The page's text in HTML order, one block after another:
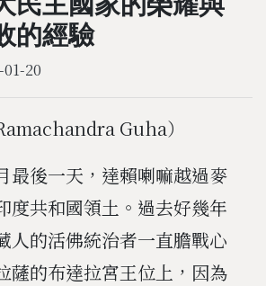
的經驗
01-20
Guha）
最後一天，達賴喇嘛越過麥
度共和國領土。過去好幾年
人的活佛統治者一直膽戰心
薩的布達拉宮王位上，因為